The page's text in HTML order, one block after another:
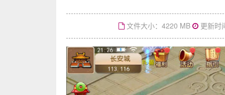
文件大小：4220 MB 更新时